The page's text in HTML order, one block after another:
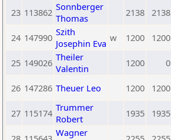
23 113862 Sonnberger
Thomas
2138 2138
24 147990 Szith
Josephin Eva w 1200 1200
25 149026 Theiler
Valentin
1200 0
26 147286 Theuer Leo 1200 1200
27 115174 Trummer
Robert
1935 1935
Wagner